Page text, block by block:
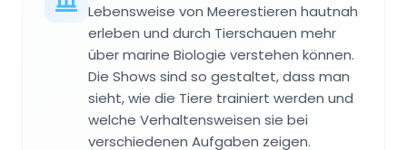
Lebensweise von Meerestieren hautnah
erleben und durch Tierschauen mehr
über marine Biologie verstehen können.
Die Shows sind so gestaltet, dass man
sieht, wie die Tiere trainiert werden und
welche Verhaltensweisen sie bei
verschiedenen Aufgaben zeigen.